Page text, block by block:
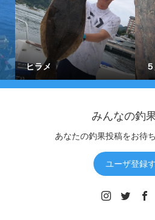
ヒラメ
みんなの釣
あなたの釣果投稿をお待
ユーザ登録